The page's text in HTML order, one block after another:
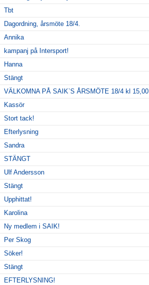
Tbt
Dagordning, årsmöte 18/4.
Annika
kampanj på Intersport!
Hanna
Stängt
VÄLKOMNA PÅ SAIK`S ÅRSMÖTE 18/4 kl 15,00
Kassör
Stort tack!
Efterlysning
Sandra
STÄNGT
Ulf Andersson
Stängt
Upphittat!
Karolina
Ny medlem i SAIK!
Per Skog
Söker!
Stängt
EFTERLYSNING!